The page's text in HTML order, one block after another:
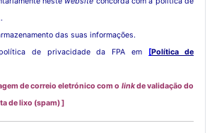
das suas informações.
de privacidade da FPA em [Política de
de correio eletrónico com o linkde validação do
de lixo (spam) ]